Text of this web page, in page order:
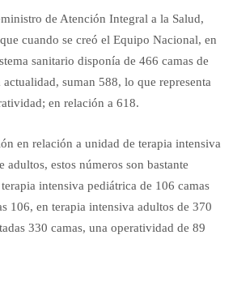
de Atención Integral a la Salud,
cuando se creó el Equipo Nacional, en
sanitario disponía de 466 camas de
suman 588, lo que representa
en relación a 618.
en relación a unidad de terapia intensiva
adultos, estos números son bastante
intensiva pediátrica de 106 camas
106, en terapia intensiva adultos de 370
330 camas, una operatividad de 89